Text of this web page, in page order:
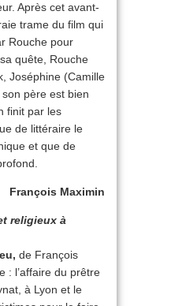
Après cet avant-
trame du film qui
Rouche pour
quête, Rouche
Joséphine (Camille
père est bien
finit par les
de littéraire le
et que de
François Maximin
religieux à
de François
: l’affaire du prêtre
à Lyon et le